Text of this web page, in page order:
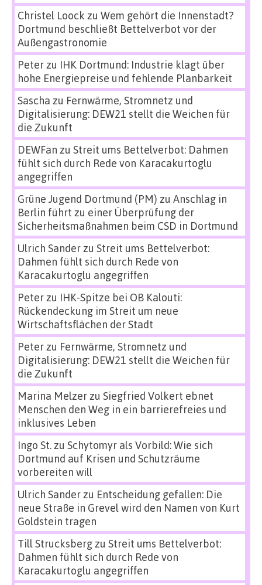
Christel Loock zu Wem gehört die Innenstadt?
Dortmund beschließt Bettelverbot vor der
Außengastronomie
Peterzu IHK Dortmund: Industrie klagt über
hohe Energiepreise und fehlende Planbarkeit
Sascha zu Fernwärme, Stromnetz und
Digitalisierung: DEW21 stellt die Weichen für
die Zukunft
DEWFan zu Streit ums Bettelverbot: Dahmen
fühlt sich durch Rede von Karacakurtoglu
angegriffen
Grüne Jugend Dortmund (PM) zu Anschlag in
Berlin führt zu einer Überprüfung der
Sicherheitsmaßnahmen beim CSD in Dortmund
Ulrich Sanderzu Streit ums Bettelverbot:
Dahmen fühlt sich durch Rede von
Karacakurtoglu angegriffen
Peterzu IHK-Spitze bei OB Kalouti:
Rückendeckung im Streit um neue
Wirtschaftsflächen der Stadt
Peterzu Fernwärme, Stromnetz und
Digitalisierung: DEW21 stellt die Weichen für
die Zukunft
Marina Melzerzu Siegfried Volkert ebnet
Menschen den Weg in ein barrierefreies und
inklusives Leben
Ingo St.zu Schytomyr als Vorbild: Wie sich
Dortmund auf Krisen und Schutzräume
vorbereiten will
Ulrich Sanderzu Entscheidung gefallen: Die
neue Straße in Grevel wird den Namen von Kurt
Goldstein tragen
Till Strucksbergzu Streit ums Bettelverbot:
Dahmen fühlt sich durch Rede von
Karacakurtoglu angegriffen